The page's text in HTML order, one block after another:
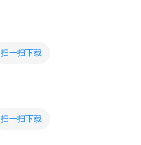
扫一扫下载
扫一扫下载